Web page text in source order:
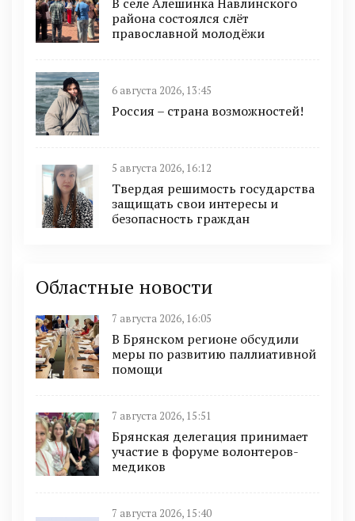
района состоялся слёт
православной молодёжи
6 августа 2026, 13:45
Россия – страна возможностей!
5 августа 2026, 16:12
Твердая решимость государства
защищать свои интересы и
безопасность граждан
Областные новости
7 августа 2026, 16:05
В Брянском регионе обсудили
меры по развитию паллиативной
помощи
7 августа 2026, 15:51
Брянская делегация принимает
участие в форуме волонтеров-
медиков
7 августа 2026, 15:40